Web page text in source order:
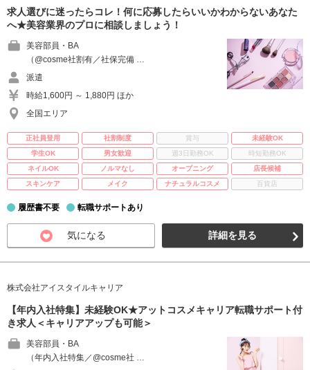
求人選びに迷ったらコレ！何に応募したらいいかわからないあなた
へ★美容業界のプロに相談しましょう！
美容部員・BA
（@cosme社割有／社保完備 …
派遣
時給1,600円 ～ 1,880円 ほか
全国エリア
正社員登用 社割制度 賞与
未経験OK
学生OK
男女歓迎 週3日勤務OK
時短勤務OK
ネイルOK
ノルマなし オープニング
店長候補
スキンケア
メイク ナチュラルコスメ 百貨店
履歴書不要 転職サポートあり
気になる 詳細を見る
株式会社アイスタイルキャリア
【年内入社特集】未経験OK★アットコスメキャリア転職サポート付
き求人＜キャリアアップも可能＞
美容部員・BA
（年内入社特集／@cosme社 …